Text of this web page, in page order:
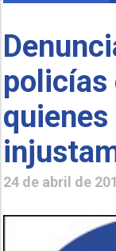
policías
24 de abril de